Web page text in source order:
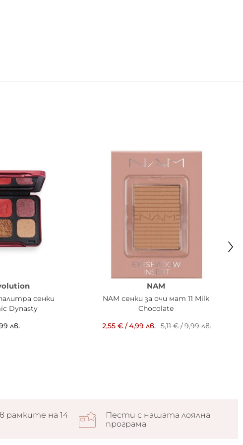
сенки
Dynasty
лв.
NAM
NAM сенки за очи мат 11 Milk
Chocolate
2,55 €/4,99 лв. 5,11 €/9,99 лв.
рамките на 14
Пести с нашата лоялна
програма